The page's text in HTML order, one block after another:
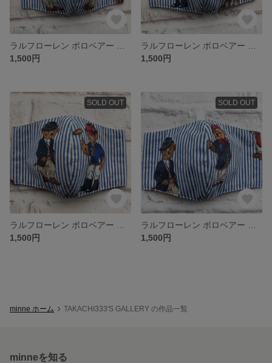
1,500円
1,500円
SOLD OUT
1,500円
SOLD OUT
1,500円
minne ホーム TAKACHI333'S GALLERY の作品一覧
minneを知る